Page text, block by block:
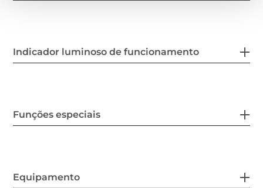
Indicador luminoso de funcionamento
Funções especiais
Equipamento